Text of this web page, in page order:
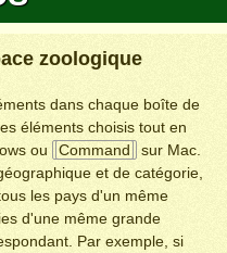
zoologique
dans chaque boîte de
éléments choisis tout en
ou Command
sur Mac.
et de catégorie,
les pays d'un même
d'une même grande
Par exemple, si